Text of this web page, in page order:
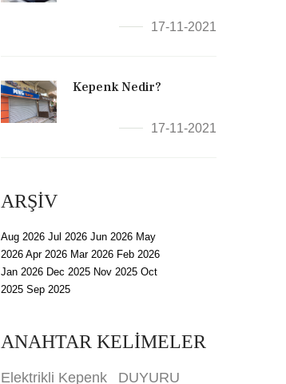
17-11-2021
Kepenk Nedir?
17-11-2021
ARŞİV
Aug 2026 Jul 2026 Jun 2026 May
2026 Apr 2026 Mar 2026 Feb 2026
Jan 2026 Dec 2025 Nov 2025 Oct
2025 Sep 2025
ANAHTAR KELİMELER
Elektrikli Kepenk DUYURU